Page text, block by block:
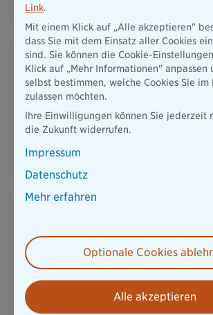
KFZ & MOBILITÄT
Link.
Mit einem Klick auf „Alle akzeptieren"
dass Sie mit dem Einsatz aller Cookies
sind. Sie können die Cookie-
Klick auf „Mehr Informationen" anpassen
selbst bestimmen, welche Cookies Sie im
zulassen möchten.
Ihre Einwilligungen können Sie jederzeit
die Zukunft widerrufen.
Impressum
Datenschutz
Mehr erfahren
Optionale Cookies
Alle akzeptieren